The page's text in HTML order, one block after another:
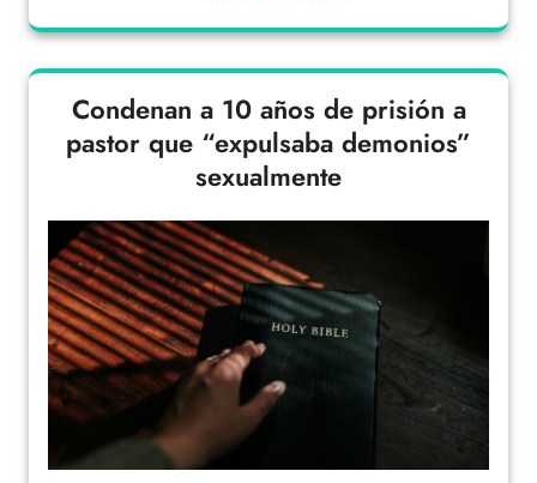
Condenan a 10 años de prisión a
pastor que “expulsaba demonios”
sexualmente